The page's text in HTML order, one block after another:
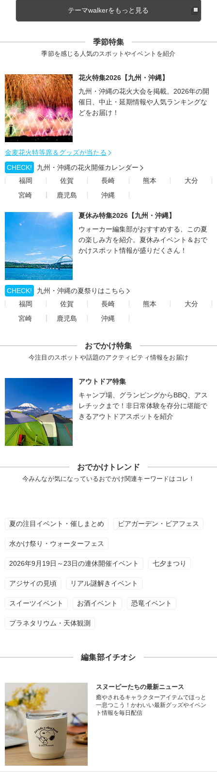
テーマwalkerをもっと見る
季節特集
季節を感じる人気のスポットやイベントを紹介
花火特集2026【九州・沖縄】
九州・沖縄の花火大会を掲載。2026年の開
催日、中止・延期情報や人気ランキングな
どをお届け！
金麦花火特等席＆グッズが当たる
CHECK!
九州・沖縄の花火開催カレンダー
福岡
佐賀 長崎 熊本
大分
宮崎
鹿児島 沖縄
夏休み特集2026【九州・沖縄】
ウォーカー編集部がおすすめする、この夏
の楽しみ方を紹介。夏休みイベント＆おで
かけスポット情報が盛りだくさん！
CHECK!
九州・沖縄の夏祭りはこちら
福岡
佐賀 長崎 熊本
大分
宮崎
鹿児島 沖縄
おでかけ特集
今注目のスポットや話題のアクティビティ情報をお届け
アウトドア特集
キャンプ場、グランピングからBBQ、アス
レチックまで！非日常体験を存分に堪能で
きるアウトドアスポットを紹介
おでかけトレンド
今みんなが気になっているおでかけ関連キーワードはコレ！
夏の注目イベント・催しまとめ ビアガーデン・ビアフェス
水かけ祭り・ウォーターフェス
2026年9月19日～23日の連休開催イベント 七夕まつり
アジサイの見頃 リアル謎解きイベント
スイーツイベント お酒イベント 恐竜イベント
プラネタリウム・天体観測
編集部イチオシ
スヌーピーたちの最新ニュース
癒やされるキャラクターアイテムでほっと
一息つこう！かわいい最新グッズやイベン
ト情報を毎日配信